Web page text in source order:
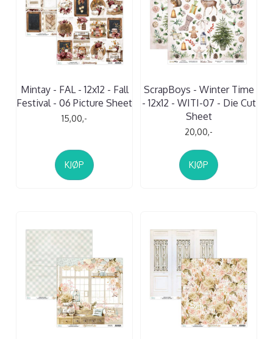
Mintay - FAL - 12x12 - Fall
Festival - 06 Picture Sheet
15,00,-
KJØP
ScrapBoys - Winter Time
- 12x12 - WITI-07 - Die Cut
Sheet
20,00,-
KJØP